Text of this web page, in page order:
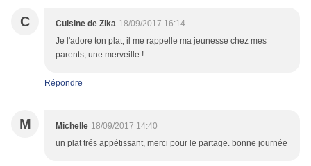
C Cuisine de Zika 18/09/2017 16:14
Je l'adore ton plat, il me rappelle ma jeunesse chez mes
parents, une merveille !
Répondre
M Michelle 18/09/2017 14:40
un plat trés appétissant, merci pour le partage. bonne journée